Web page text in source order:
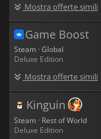
Mostra offerte simili
Game Boost
Steam · Global
Deluxe Edition
Mostra offerte simili
Kinguin
Steam · Rest of World
Deluxe Edition